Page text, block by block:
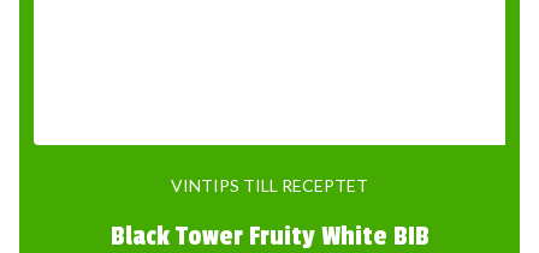
VINTIPS TILL RECEPTET
Black Tower Fruity White BIB